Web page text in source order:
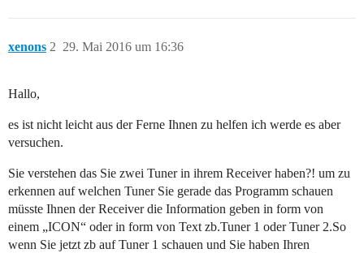
xenons 29. Mai 2016 um 16:36
2
Hallo,
es ist nicht leicht aus der Ferne Ihnen zu helfen ich werde es aber
versuchen.
Sie verstehen das Sie zwei Tuner in ihrem Receiver haben?! um zu
erkennen auf welchen Tuner Sie gerade das Programm schauen
müsste Ihnen der Receiver die Information geben in form von
einem „ICON“ oder in form von Text zb.Tuner 1 oder Tuner 2.So
wenn Sie jetzt zb auf Tuner 1 schauen und Sie haben Ihren